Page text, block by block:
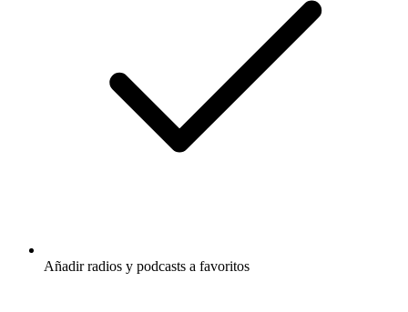
Añadir radios y podcasts a favoritos